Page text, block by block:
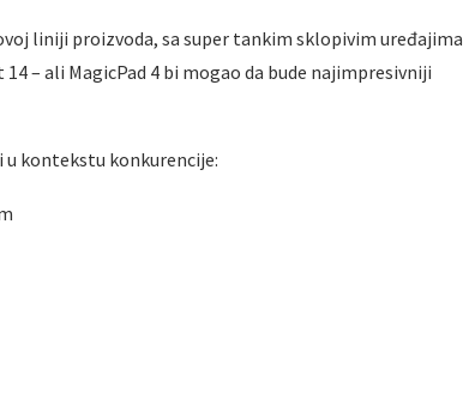
liniji proizvoda, sa super tankim sklopivim uređajima
– ali MagicPad 4 bi mogao da bude najimpresivniji
kontekstu konkurencije: